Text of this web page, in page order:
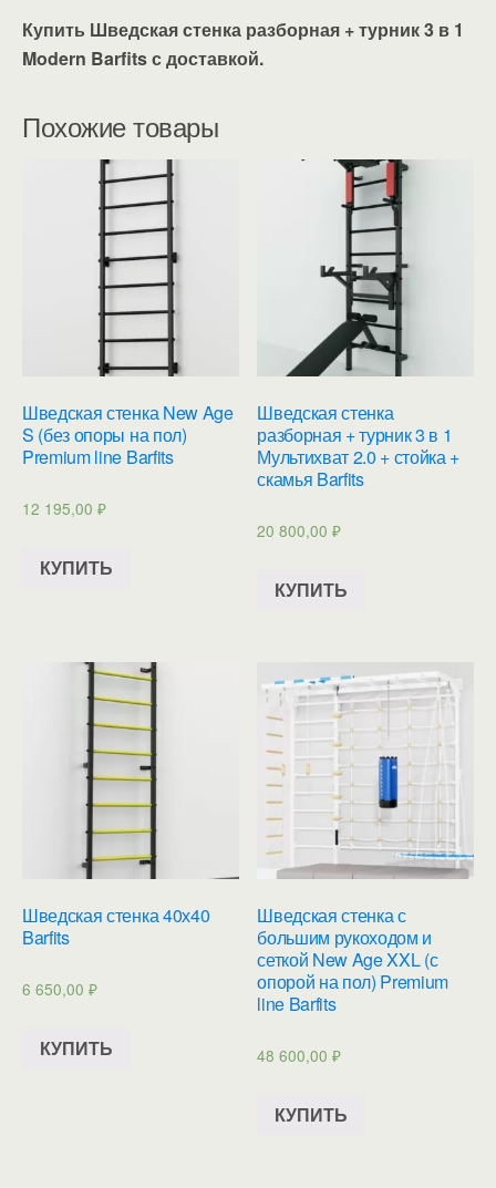
Купить Шведская стенка разборная + турник 3 в 1
Modern Barfits с доставкой.
Похожие товары
Шведская стенка New Age
S (без опоры на пол)
Premium line Barfits
12 195,00 ₽
КУПИТЬ
Шведская стенка
разборная + турник 3 в 1
Мультихват 2.0 + стойка +
скамья Barfits
20 800,00₽
КУПИТЬ
Шведская стенка 40х40
Barfits
6 650,00 ₽
КУПИТЬ
Шведская стенка с
большим рукоходом и
сеткой New Age XXL (с
опорой на пол) Premium
line Barfits
48 600,00₽
КУПИТЬ